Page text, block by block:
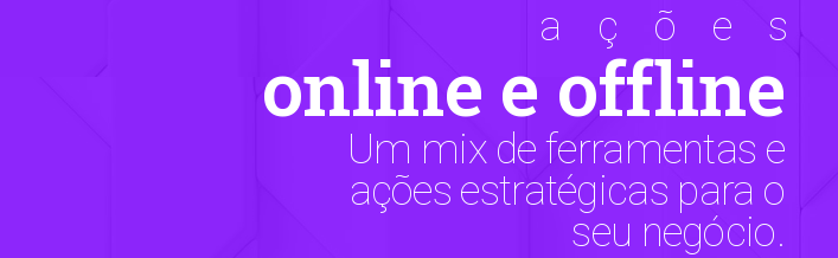
ações
online e offline
Um mix de ferramentas e
ações estratégicas para o
seu negócio.